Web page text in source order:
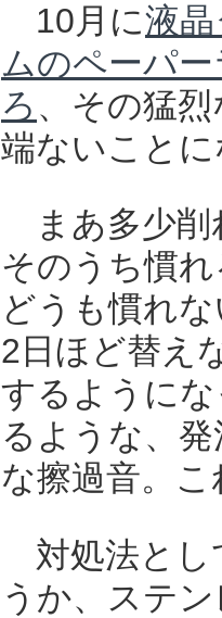
10月に液
ムのペーパ
ろ 、その猛
端ないこと
まあ多少削
そのうち慣
どうも慣れ
2日ほど替え
するように
るような、
な擦過音。
対処法とし
うか、ステ